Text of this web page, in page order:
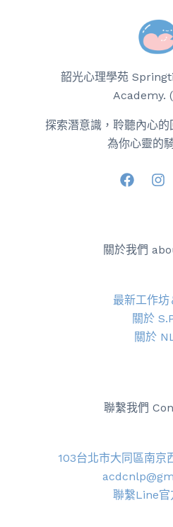
韶光心理學苑
Academy.
探索潛意識，聆聽內心
為你心靈的
關於我們
最新工作坊
關於
關於
聯繫我們
103台北市大同區南京
聯繫Line官